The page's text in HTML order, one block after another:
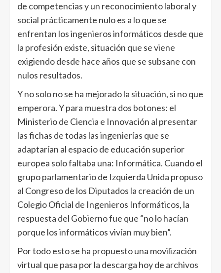
de competencias y un reconocimiento laboral y
social prácticamente nulo es a lo que se
enfrentan los ingenieros informáticos desde que
la profesión existe, situación que se viene
exigiendo desde hace años que se subsane con
nulos resultados.
Y no solo no se ha mejorado la situación, si no que
emperora. Y para muestra dos botones: el
Ministerio de Ciencia e Innovación al presentar
las fichas de todas las ingenierías que se
adaptarían al espacio de educación superior
europea solo faltaba una: Informática. Cuando el
grupo parlamentario de Izquierda Unida propuso
al Congreso de los Diputados la creación de un
Colegio Oficial de Ingenieros Informáticos, la
respuesta del Gobierno fue que “no lo hacían
porque los informáticos vivían muy bien”.
Por todo esto se ha propuesto una movilización
virtual que pasa por la descarga hoy de archivos